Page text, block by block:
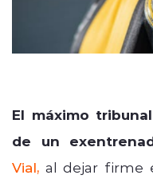
El máximo
de un
Vial, al dejar firme